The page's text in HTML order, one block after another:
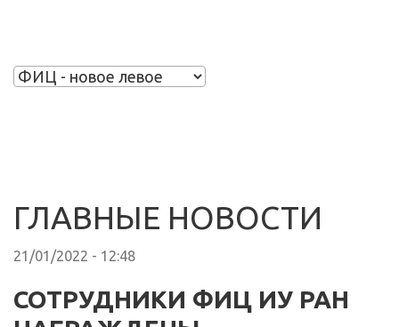
ГЛАВНЫЕ НОВОСТИ
21/01/2022 - 12:48
СОТРУДНИКИ ФИЦ ИУ РАН